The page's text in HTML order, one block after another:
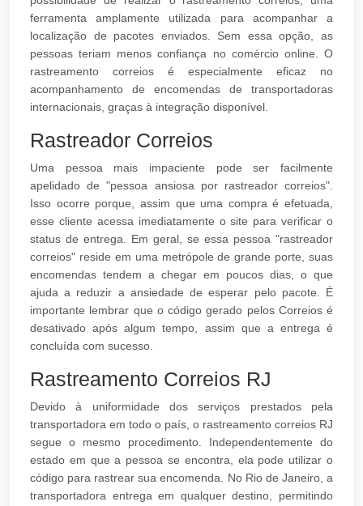
ferramenta amplamente utilizada para acompanhar a
localização de pacotes enviados. Sem essa opção, as
pessoas teriam menos confiança no comércio online. O
rastreamento correios é especialmente eficaz no
acompanhamento de encomendas de transportadoras
internacionais, graças à integração disponível.
Rastreador Correios
Uma pessoa mais impaciente pode ser facilmente
apelidado de "pessoa ansiosa por rastreador correios".
Isso ocorre porque, assim que uma compra é efetuada,
esse cliente acessa imediatamente o site para verificar o
status de entrega. Em geral, se essa pessoa "rastreador
correios" reside em uma metrópole de grande porte, suas
encomendas tendem a chegar em poucos dias, o que
ajuda a reduzir a ansiedade de esperar pelo pacote. É
importante lembrar que o código gerado pelos Correios é
desativado após algum tempo, assim que a entrega é
concluída com sucesso.
Rastreamento Correios RJ
Devido à uniformidade dos serviços prestados pela
transportadora em todo o país, o rastreamento correios RJ
segue o mesmo procedimento. Independentemente do
estado em que a pessoa se encontra, ela pode utilizar o
código para rastrear sua encomenda. No Rio de Janeiro, a
transportadora entrega em qualquer destino, permitindo